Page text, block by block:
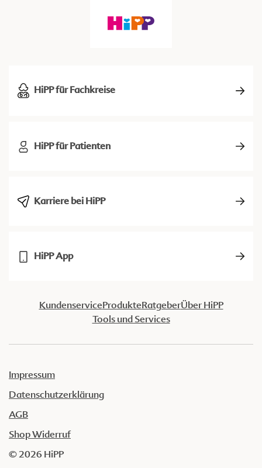
HiPP für Fachkreise
HiPP für Patienten
Karriere bei HiPP
HiPP App
KundenserviceProdukteRatgeberÜber HiPP
Tools und Services
Impressum
Datenschutzerklärung
AGB
Shop Widerruf
© 2026 HiPP